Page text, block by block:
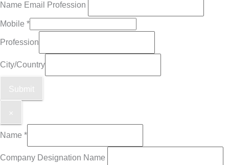
Name Email Profession
Mobile *
Profession
City/Country
Submit
×
Name *
Company Designation Name